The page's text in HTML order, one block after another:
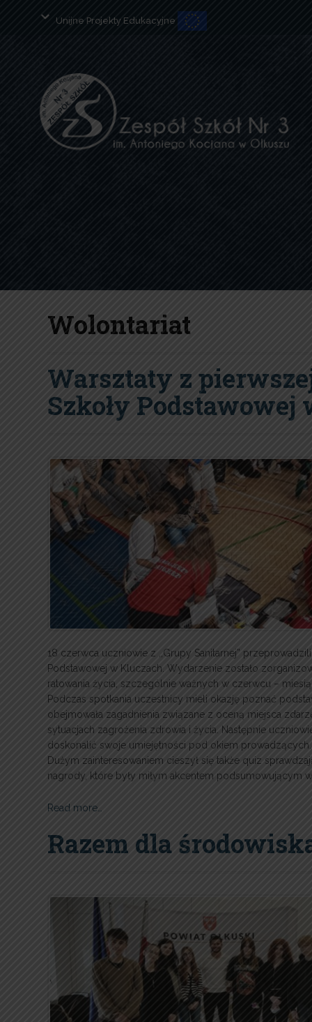
Open toolbar
Unijne Projekty Edukacyjne
Wolontariat
Warsztaty z
Szkoły Podstawowej
18 czerwca uczniowie z ,,Grupy Sanitarnej”
Podstawowej w Kluczach. Wydarzenie zostało
ratowania życia, szczególnie ważnych w czerwcu –
Podczas spotkania uczestnicy mieli okazję poznać
obejmowała zagadnienia związane z oceną miejsca
sytuacjach zagrożenia zdrowia i życia. Następnie
doskonalić swoje umiejętności pod okiem prowadzących.
Dużym zainteresowaniem cieszył się także quiz
nagrody, które były miłym akcentem podsumowującym
Read more…
Razem dla